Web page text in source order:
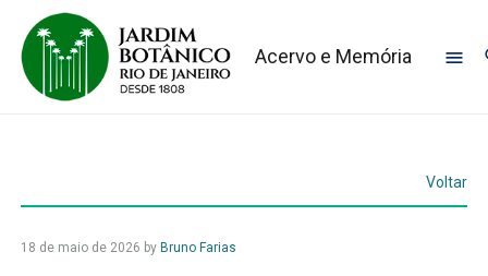
Acervo e Memória
Voltar
18 de maio de 2026 by Bruno Farias